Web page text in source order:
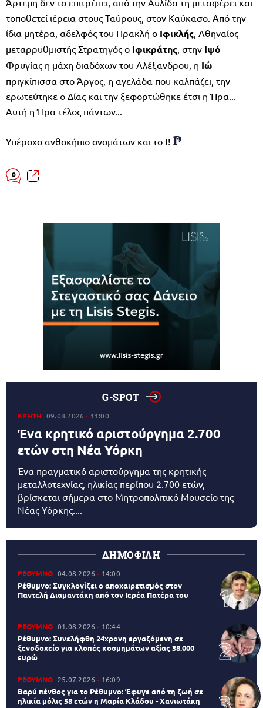
τοποθετεί ιέρεια στους Ταύρους, στον Καύκασο. Από την
ίδια μητέρα, αδελφός του Ηρακλή ο Ιφικλής , Αθηναίος
μεταρρυθμιστής Στρατηγός ο Ιφικράτης , στην Ιψό
Φρυγίας η μάχη διαδόχων του Αλέξανδρου, η Ιώ
πριγκίπισσα στο Άργος, η αγελάδα που καλπάζει, την
ερωτεύτηκε ο Δίας και την ξεφορτώθηκε έτσι η Ήρα...
Αυτή η Ήρα τέλος πάντων...
Υπέροχο ανθοκήπιο ονομάτων και το Ι!
0
G-SPOT
ΚΡΗΤΗ 09.08.2026 11:00
Ένα κρητικό αριστούργημα 2.700
ετών στη Νέα Υόρκη
Ένα πραγματικό αριστούργημα της κρητικής
μεταλλοτεχνίας, ηλικίας περίπου 2.700 ετών,
βρίσκεται σήμερα στο Μητροπολιτικό Μουσείο της
Νέας Υόρκης....
ΔΗΜΟΦΙΛΗ
ΡΕΘΥΜΝΟ 04.08.2026 14:00
Ρέθυμνο: Συγκλονίζει ο αποχαιρετισμός στον
Παντελή Διαμαντάκη από τον Ιερέα Πατέρα του
ΡΕΘΥΜΝΟ 01.08.2026 10:44
Ρέθυμνο: Συνελήφθη 24χρονη εργαζόμενη σε
ξενοδοχείο για κλοπές κοσμημάτων αξίας 38.000
ευρώ
ΡΕΘΥΜΝΟ 25.07.2026 16:09
Βαρύ πένθος για το Ρέθυμνο: Έφυγε από τη ζωή σε
ηλικία μόλις 58 ετών η Μαρία Κλάδου - Χανιωτάκη